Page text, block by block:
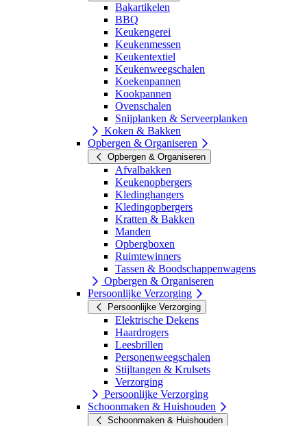
Bakartikelen
BBQ
Keukengerei
Keukenmessen
Keukentextiel
Keukenweegschalen
Koekenpannen
Kookpannen
Ovenschalen
Snijplanken & Serveerplanken
Koken & Bakken
Opbergen & Organiseren
Opbergen & Organiseren
Afvalbakken
Keukenopbergers
Kledinghangers
Kledingopbergers
Kratten & Bakken
Manden
Opbergboxen
Ruimtewinners
Tassen & Boodschappenwagens
Opbergen & Organiseren
Persoonlijke Verzorging
Persoonlijke Verzorging
Elektrische Dekens
Haardrogers
Leesbrillen
Personenweegschalen
Stijltangen & Krulsets
Verzorging
Persoonlijke Verzorging
Schoonmaken & Huishouden
Schoonmaken & Huishouden